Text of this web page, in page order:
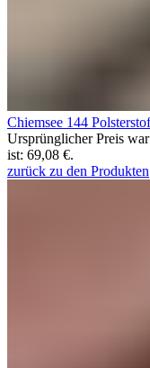
Chiemsee 144
Ursprünglicher Preis
ist: 69,08 €.
zurück zu den Produkten